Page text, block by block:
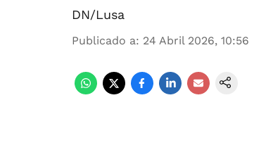
DN/Lusa
Publicado a: 24 Abril 2026, 10:56